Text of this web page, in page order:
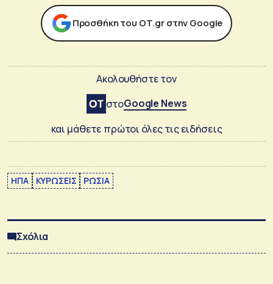
Προσθήκη του ΟΤ.gr στην Google
Ακολουθήστε τον
στοGoogle News
και μάθετε πρώτοι όλες τις ειδήσεις
ΗΠΑ ΚΥΡΩΣΕΙΣ ΡΩΣΙΑ
Σχόλια